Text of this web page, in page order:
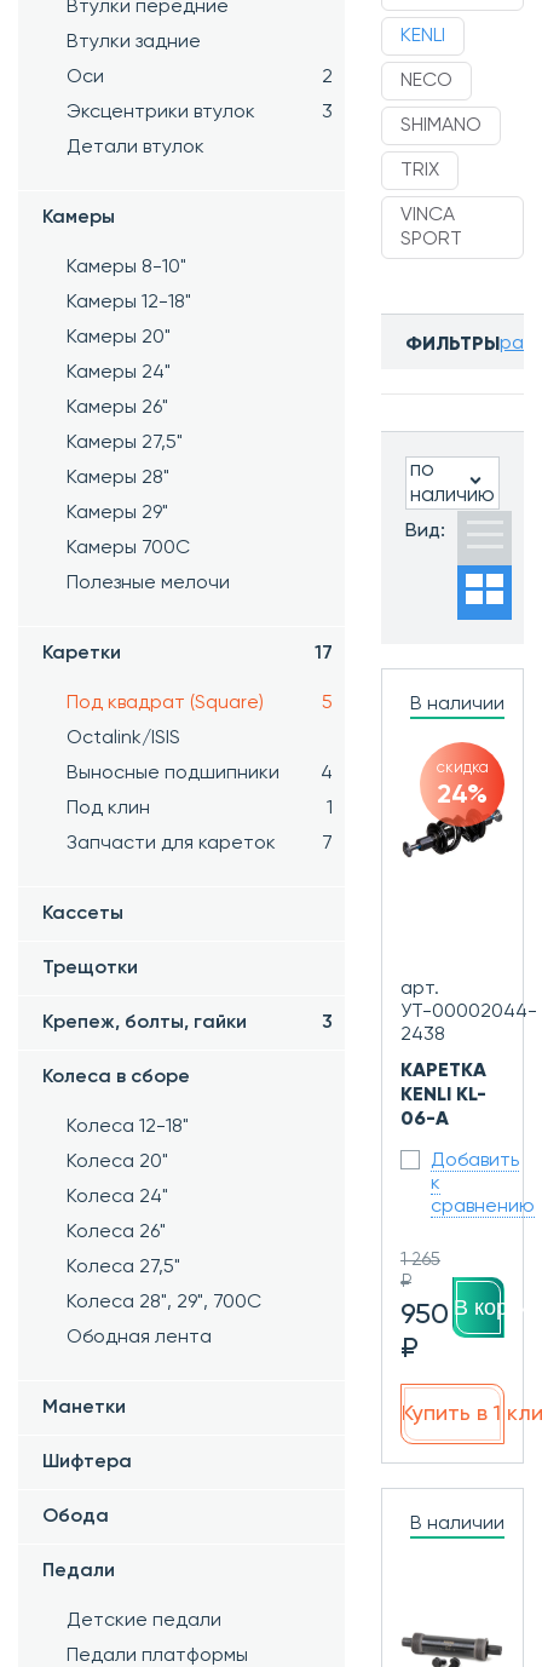
Втулки передние
Втулки задние
Оси
2
Эксцентрики втулок
3
Детали втулок
Камеры
Камеры 8-10"
Камеры 12-18"
Камеры 20"
Камеры 24"
Камеры 26"
Камеры 27,5"
Камеры 28"
Камеры 29"
Камеры 700C
Полезные мелочи
Каретки 17
Под квадрат (Square)
5
Octalink/ISIS
Выносные подшипники
4
Под клин
1
Запчасти для кареток
7
Кассеты
Трещотки
Крепеж, болты, гайки 3
Колеса в сборе
Колеса 12-18"
Колеса 20"
Колеса 24"
Колеса 26"
Колеса 27,5"
Колеса 28", 29", 700С
Ободная лента
Манетки
Шифтера
Обода
Педали
Детские педали
Педали платформы
KENLI
NECO
SHIMANO
TRIX
VINCA
SPORT
ФИЛЬТРЫ
Часто ищут:
Новинки
продаж
Распродажа
по
наличию
Вид:
В наличии
скидка
24%
арт.
УТ-00002044-
2438
КАРЕТКА
KENLI KL-
06-A
Добавить
к
сравнению
1 265
₽
950
₽
В
Купить в 1
В наличии